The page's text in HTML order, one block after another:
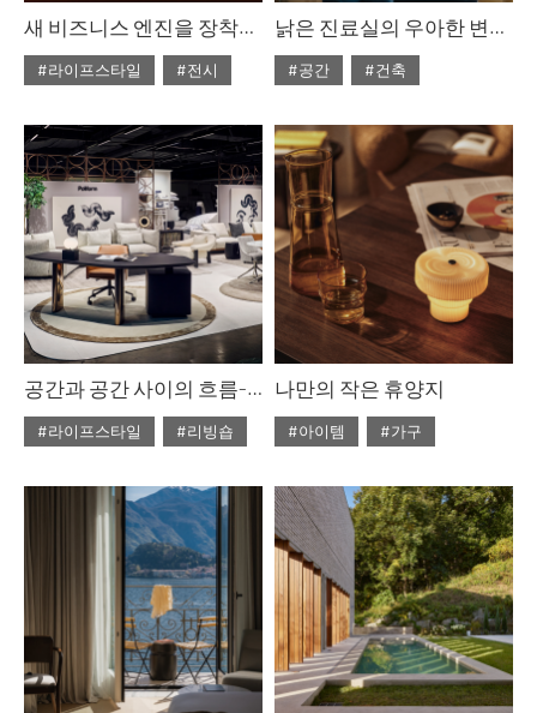
새 비즈니스 엔진을 장착한 살로네 델 모빌레. 밀라노 2026
#라이프스타일
#전시
낡은 진료실의 우아한 변신, 에스테르 카츠&레아 카츠
#공간
#건축
공간과 공간 사이의 흐름-폴리폼 ‘ART OF LIVING SPACE’ 팝업
#라이프스타일
#리빙숍
나만의 작은 휴양지
#아이템
#가구